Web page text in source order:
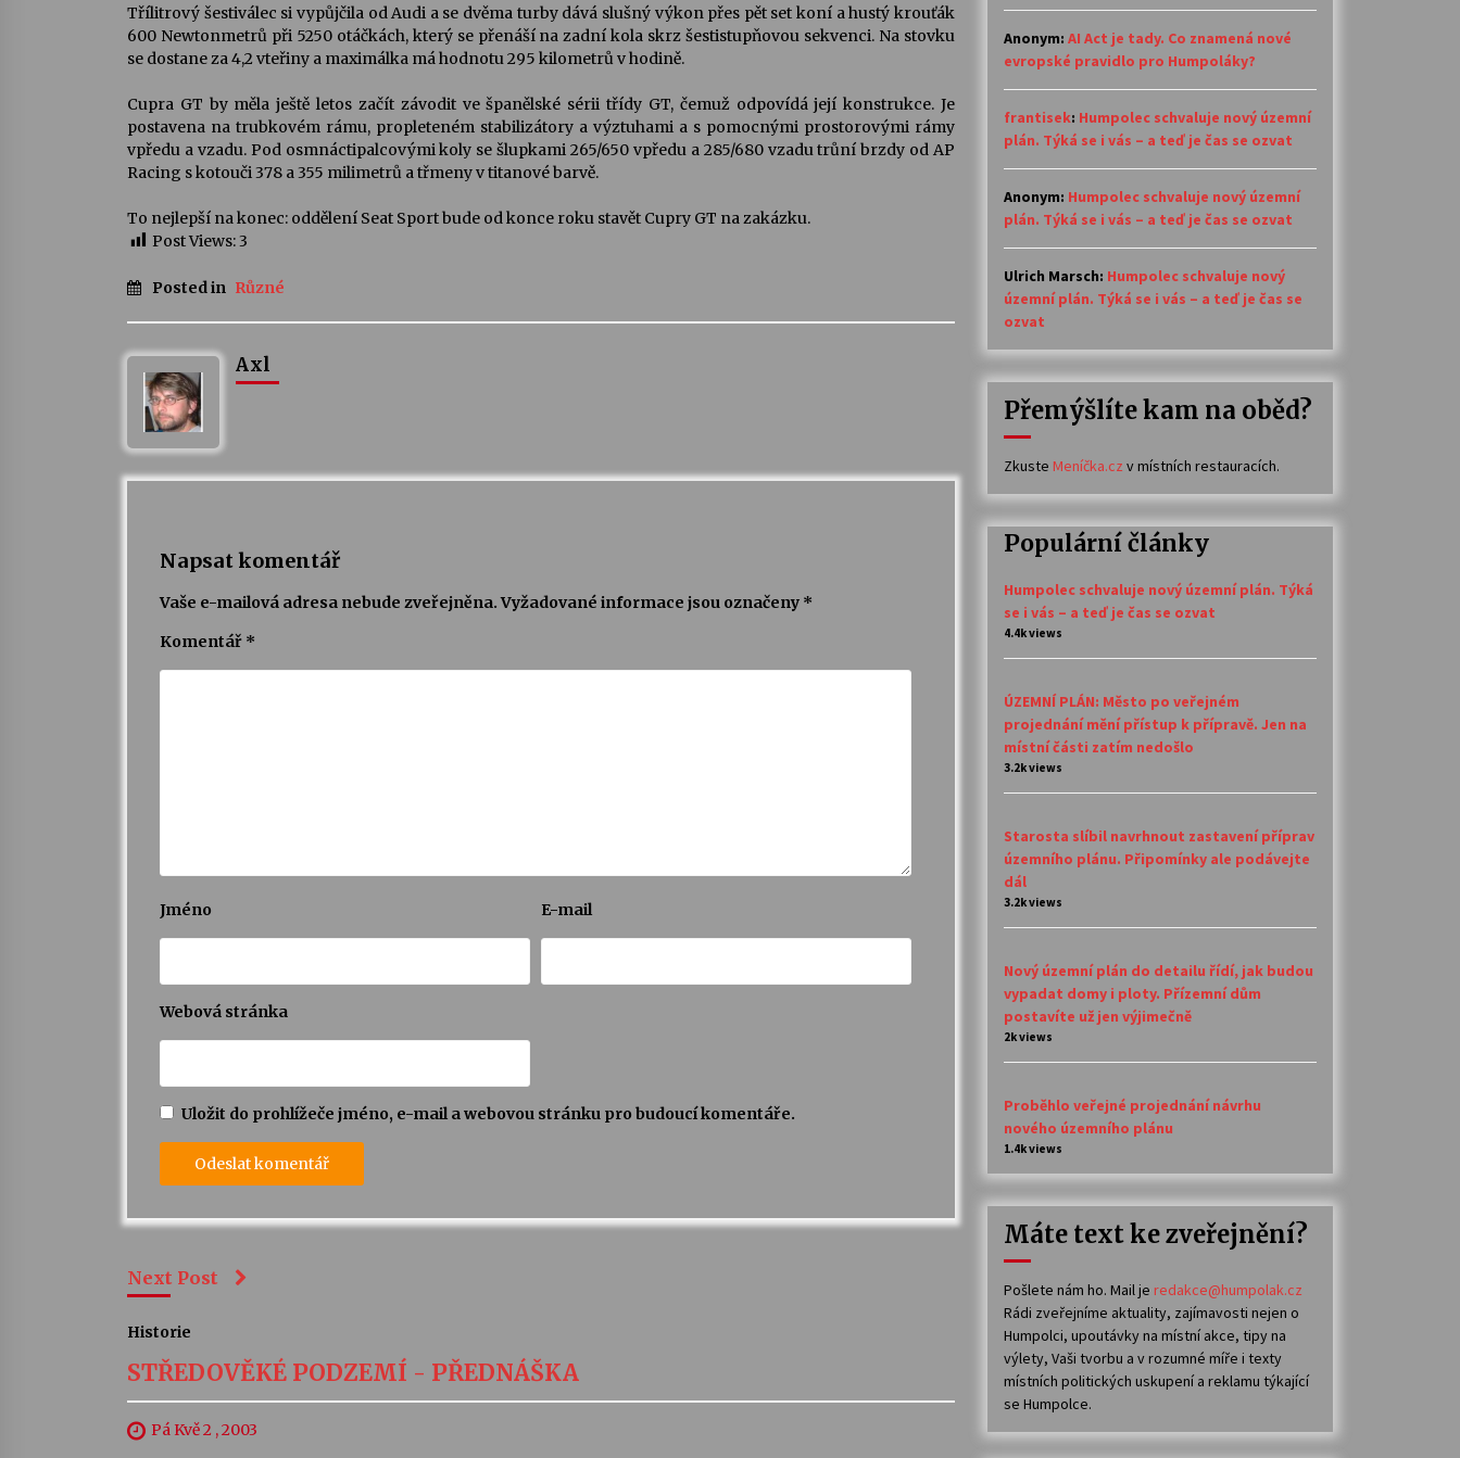
Třílitrový šestiválec si vypůjčila od Audi a se dvěma turby dává slušný výkon přes pět set koní a hustý krouťák
600 Newtonmetrů při 5250 otáčkách, který se přenáší na zadní kola skrz šestistupňovou sekvenci. Na stovku
se dostane za 4,2 vteřiny a maximálka má hodnotu 295 kilometrů v hodině.
Cupra GT by měla ještě letos začít závodit ve španělské sérii třídy GT, čemuž odpovídá její konstrukce. Je
postavena na trubkovém rámu, propleteném stabilizátory a výztuhami a s pomocnými prostorovými rámy
vpředu a vzadu. Pod osmnáctipalcovými koly se šlupkami 265/650 vpředu a 285/680 vzadu trůní brzdy od AP
Racing s kotouči 378 a 355 milimetrů a třmeny v titanové barvě.
To nejlepší na konec: oddělení Seat Sport bude od konce roku stavět Cupry GT na zakázku.
Post Views:3
Posted in Různé
Axl
Napsat komentář
Vaše e-mailová adresa nebude zveřejněna. Vyžadované informace jsou označeny *
Komentář *
Jméno E-mail
Webová stránka
Uložit do prohlížeče jméno, e-mail a webovou stránku pro budoucí komentáře.
Next Post
Historie
STŘEDOVĚKÉ PODZEMÍ - PŘEDNÁŠKA
Pá Kvě 2 , 2003
Anonym: AI Act je tady. Co znamená nové
evropské pravidlo pro Humpoláky?
frantisek: Humpolec schvaluje nový územní
plán. Týká se i vás – a teď je čas se ozvat
Anonym: Humpolec schvaluje nový územní
plán. Týká se i vás – a teď je čas se ozvat
Ulrich Marsch: Humpolec schvaluje nový
územní plán. Týká se i vás – a teď je čas se
ozvat
Přemýšlíte kam na oběd?
Zkuste Meníčka.cz v místních restauracích.
Populární články
Humpolec schvaluje nový územní plán. Týká
se i vás – a teď je čas se ozvat
4.4k views
ÚZEMNÍ PLÁN: Město po veřejném
projednání mění přístup k přípravě. Jen na
místní části zatím nedošlo
3.2k views
Starosta slíbil navrhnout zastavení příprav
územního plánu. Připomínky ale podávejte
dál
3.2k views
Nový územní plán do detailu řídí, jak budou
vypadat domy i ploty. Přízemní dům
postavíte už jen výjimečně
2k views
Proběhlo veřejné projednání návrhu
nového územního plánu
1.4k views
Máte text ke zveřejnění?
Pošlete nám ho. Mail je redakce@humpolak.cz
Rádi zveřejníme aktuality, zajímavosti nejen o
Humpolci, upoutávky na místní akce, tipy na
výlety, Vaši tvorbu a v rozumné míře i texty
místních politických uskupení a reklamu týkající
se Humpolce.